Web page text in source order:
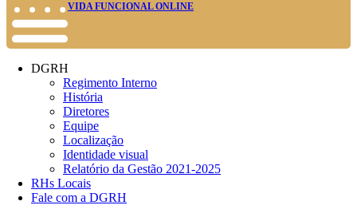
VIDA FUNCIONAL ONLINE
DGRH
Regimento Interno
História
Diretores
Equipe
Localização
Identidade visual
Relatório da Gestão 2021-2025
RHs Locais
Fale com a DGRH